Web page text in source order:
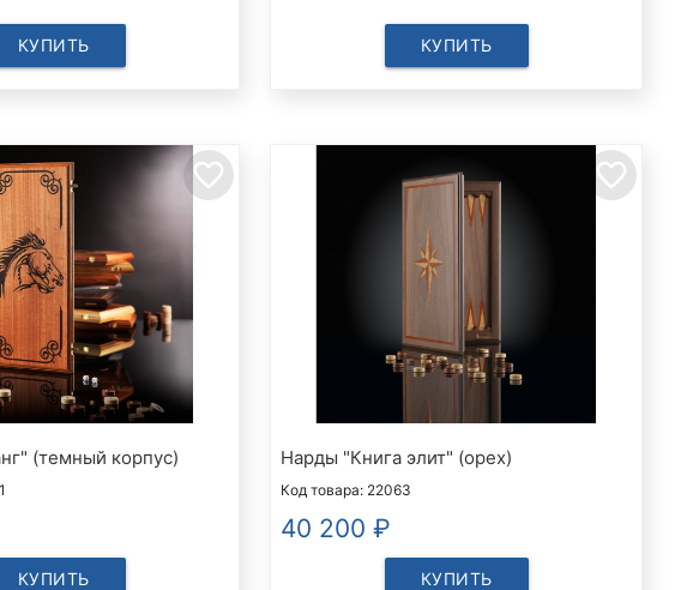
КУПИТЬ КУПИТЬ
favorite_border
(темный корпус)
КУПИТЬ
favorite_border
Нарды "Книга элит" (орех)
Код товара: 22063
40 200 ₽
КУПИТЬ